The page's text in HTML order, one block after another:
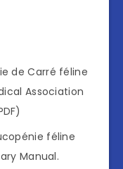
de Carré féline
Association
féline
Manual.